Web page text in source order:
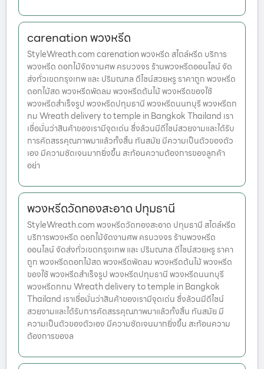
carenation พวงหรีด
StyleWreath.com carenation พวงหรีด สไตล์หรีด บริการ
พวงหรีด ดอกไม้จัดงานศพ ครบวงจร ร้านพวงหรีดออนไลน์ จัด
ส่งทั่วเขตกรุงเทพ และ ปริมณฑล ดีไซน์สวยหรู ราคาถูก พวงหรีด
ดอกไม้สด พวงหรีดพัดลม พวงหรีดต้นไม้ พวงหรีดของใช้
พวงหรีดสำเร็จรูป พวงหรีดปทุมธานี พวงหรีดนนทบุรี พวงหรีดก
ทม Wreath delivery to temple in Bangkok Thailand เรา
เชื่อมั่นว่าสินค้าของเรามีจุดเด่น ซึ่งล้วนมีดีไซน์สวยงามและได้รับ
การคัดสรรคุณภาพมาแล้วทั้งสิ้น ทันสมัย มีความเป็นตัวของตัว
เอง มีความชัดเจนมากยิ่งขึ้น สะท้อนความต้องการของลูกค้า
อย่า
พวงหรีดวัดทองสะอาด ปทุมธานี
StyleWreath.com พวงหรีดวัดทองสะอาด ปทุมธานี สไตล์หรีด
บริการพวงหรีด ดอกไม้จัดงานศพ ครบวงจร ร้านพวงหรีด
ออนไลน์ จัดส่งทั่วเขตกรุงเทพ และ ปริมณฑล ดีไซน์สวยหรู ราคา
ถูก พวงหรีดดอกไม้สด พวงหรีดพัดลม พวงหรีดต้นไม้ พวงหรีด
ของใช้ พวงหรีดสำเร็จรูป พวงหรีดปทุมธานี พวงหรีดนนทบุรี
พวงหรีดกทม Wreath delivery to temple in Bangkok
Thailand เราเชื่อมั่นว่าสินค้าของเรามีจุดเด่น ซึ่งล้วนมีดีไซน์
สวยงามและได้รับการคัดสรรคุณภาพมาแล้วทั้งสิ้น ทันสมัย มี
ความเป็นตัวของตัวเอง มีความชัดเจนมากยิ่งขึ้น สะท้อนความ
ต้องการของล